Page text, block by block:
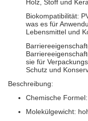
Holz, Stoff und
Biokompatibilität:
was es für
Lebensmittel und
sie für
Schutz und
Beschreibung:
Chemische
Molekülgewicht: